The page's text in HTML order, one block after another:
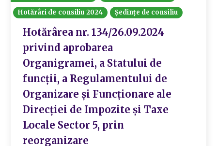
Hotărâri de consiliu 2024 Ședințe de consiliu
Hotărârea nr. 134/26.09.2024
privind aprobarea
Organigramei, a Statului de
funcții, a Regulamentului de
Organizare și Funcționare ale
Direcției de Impozite și Taxe
Locale Sector 5, prin
reorganizare